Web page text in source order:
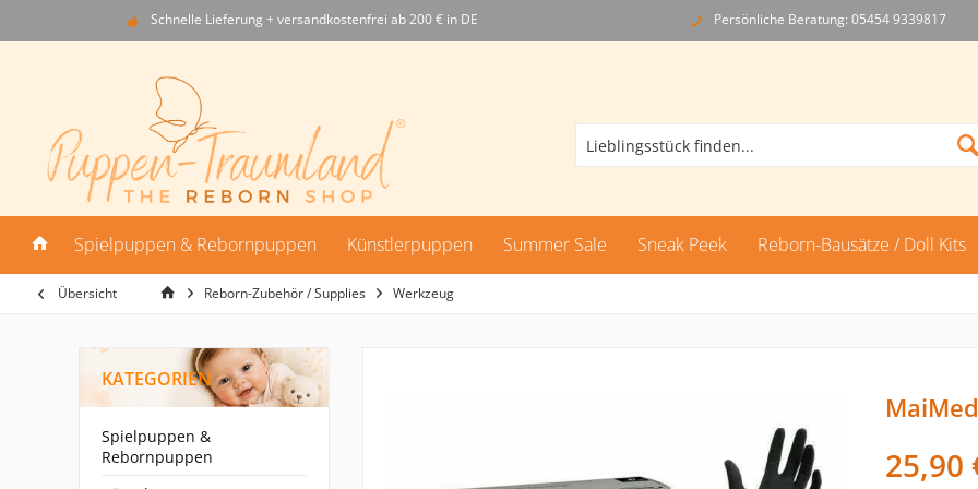
Schnelle Lieferung + versandkostenfrei ab 200 € in DE Persönliche Beratung: 05454 9339817
Spielpuppen & Rebornpuppen Künstlerpuppen Summer Sale Sneak Peek Reborn-Bausätze / Doll Kits
Übersicht Reborn-Zubehör / Supplies Werkzeug
KATEGORIEN
Spielpuppen &
Rebornpuppen
25,90